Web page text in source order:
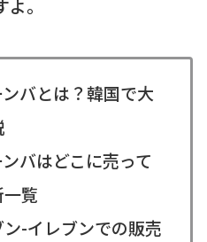
。
バとは？韓国で大
バはどこに売って
覧
-イレブンでの販売